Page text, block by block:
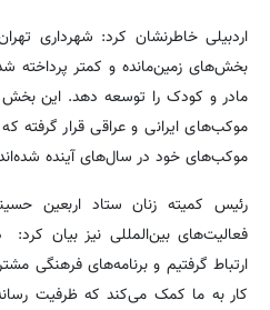
اردبیلی خاطرنشان کرد: شهرداری
بخش‌های زمین‌مانده و کمتر
مادر و کودک را توسعه دهد. این
موکب‌های ایرانی و عراقی قرار گرفته
موکب‌های خود در سال‌های آینده
رئیس کمیته زنان ستاد اربعین
ارتباط گرفتیم و برنامه‌های فرهنگی
کار به ما کمک می‌کند که ظرفیت